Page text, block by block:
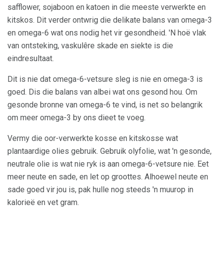
safflower, sojaboon en katoen in die meeste verwerkte en
kitskos. Dit verder ontwrig die delikate balans van omega-3
en omega-6 wat ons nodig het vir gesondheid. 'N hoë vlak
van ontsteking, vaskulêre skade en siekte is die
eindresultaat.
Dit is nie dat omega-6-vetsure sleg is nie en omega-3 is
goed. Dis die balans van albei wat ons gesond hou. Om
gesonde bronne van omega-6 te vind, is net so belangrik
om meer omega-3 by ons dieet te voeg.
Vermy die oor-verwerkte kosse en kitskosse wat
plantaardige olies gebruik. Gebruik olyfolie, wat 'n gesonde,
neutrale olie is wat nie ryk is aan omega-6-vetsure nie. Eet
meer neute en sade, en let op groottes. Alhoewel neute en
sade goed vir jou is, pak hulle nog steeds 'n muurop in
kalorieë en vet gram.